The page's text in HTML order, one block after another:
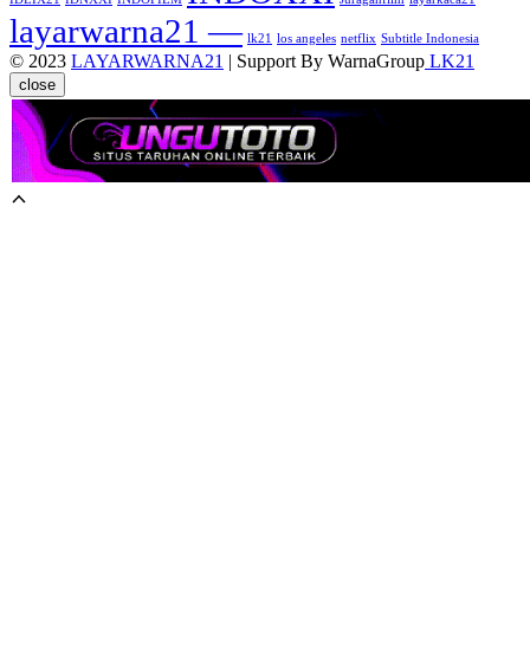
layarwarna21 — lk21 los angeles netflix Subtitle Indonesia
© 2023 LAYARWARNA21 | Support By WarnaGroup LK21
close